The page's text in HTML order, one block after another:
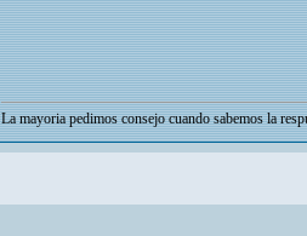
La mayoria pedimos consejo cuando sabemos la